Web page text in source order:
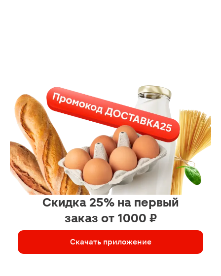
Скидка 25% на первый
заказ от 1000 ₽
Скачать приложение